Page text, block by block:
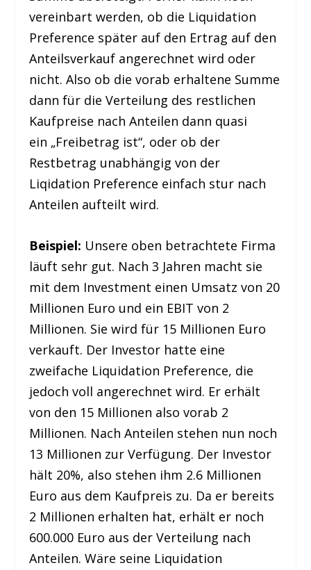
vereinbart werden, ob die Liquidation
Preference später auf den Ertrag auf den
Anteilsverkauf angerechnet wird oder
nicht. Also ob die vorab erhaltene Summe
dann für die Verteilung des restlichen
Kaufpreise nach Anteilen dann quasi
ein „Freibetrag ist“, oder ob der
Restbetrag unabhängig von der
Liqidation Preference einfach stur nach
Anteilen aufteilt wird.
Beispiel: Unsere oben betrachtete Firma
läuft sehr gut. Nach 3 Jahren macht sie
mit dem Investment einen Umsatz von 20
Millionen Euro und ein EBIT von 2
Millionen. Sie wird für 15 Millionen Euro
verkauft. Der Investor hatte eine
zweifache Liquidation Preference, die
jedoch voll angerechnet wird. Er erhält
von den 15 Millionen also vorab 2
Millionen. Nach Anteilen stehen nun noch
13 Millionen zur Verfügung. Der Investor
hält 20%, also stehen ihm 2.6 Millionen
Euro aus dem Kaufpreis zu. Da er bereits
2 Millionen erhalten hat, erhält er noch
600.000 Euro aus der Verteilung nach
Anteilen. Wäre seine Liquidation